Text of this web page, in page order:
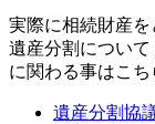
実際に相続財産
遺産分割につい
に関わる事はこち
遺産分割協